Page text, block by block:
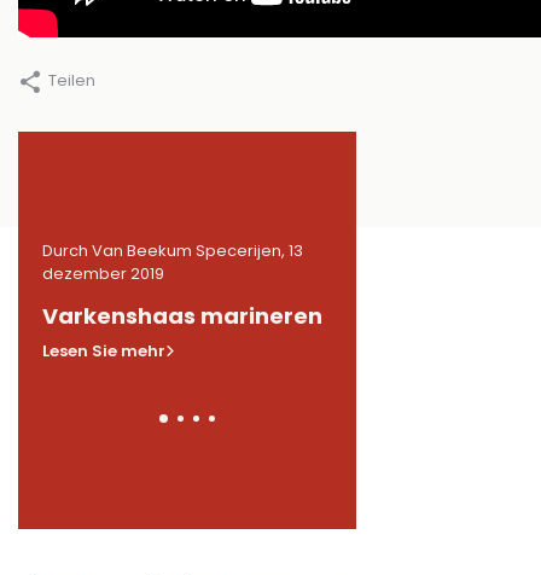
Teilen
Durch Van Beekum Specerijen, 13
dezember 2019
Varkenshaas marineren
Lesen Sie mehr